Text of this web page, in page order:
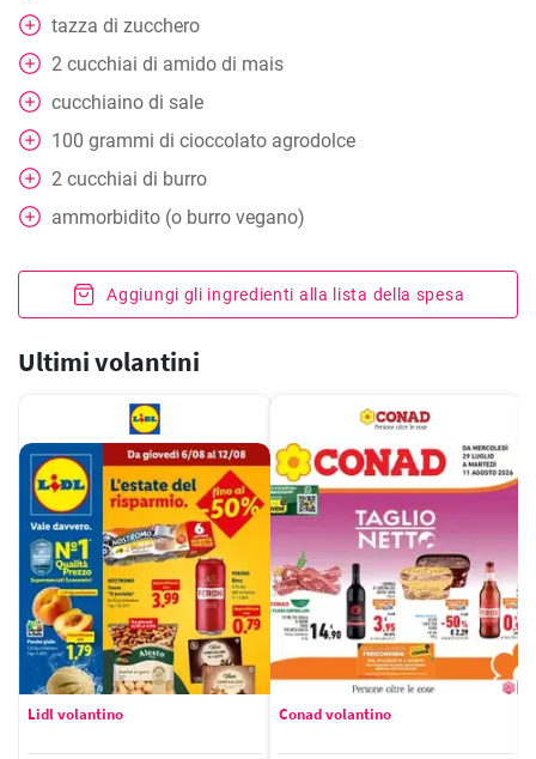
tazza di zucchero
2 cucchiai di amido di mais
cucchiaino di sale
100 grammi di cioccolato agrodolce
2 cucchiai di burro
ammorbidito (o burro vegano)
Aggiungi gli ingredienti alla lista della spesa
Ultimi volantini
Lidl volantino Conad volantino